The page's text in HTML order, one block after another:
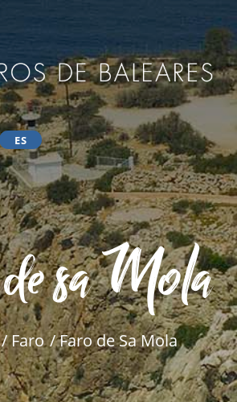
ES
sa Mola
/ Faro / Faro de Sa Mola